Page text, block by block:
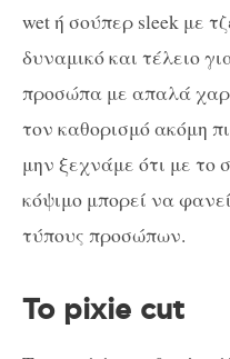
wet ή σούπερ sleek με
δυναμικό και τέλειο
προσώπα με απαλά
τον καθορισμό ακόμη
μην ξεχνάμε ότι με το
κόψιμο μπορεί να
τύπους προσώπων.
Το pixie cut